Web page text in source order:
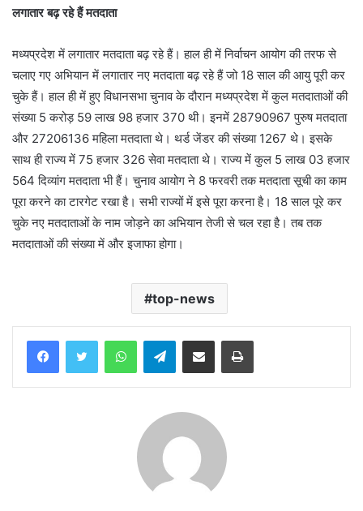
लगातार बढ़ रहे हैं मतदाता
मध्यप्रदेश में लगातार मतदाता बढ़ रहे हैं। हाल ही में निर्वाचन आयोग की तरफ से
चलाए गए अभियान में लगातार नए मतदाता बढ़ रहे हैं जो 18 साल की आयु पूरी कर
चुके हैं। हाल ही में हुए विधानसभा चुनाव के दौरान मध्यप्रदेश में कुल मतदाताओं की
संख्या 5 करोड़ 59 लाख 98 हजार 370 थी। इनमें 28790967 पुरुष मतदाता
और 27206136 महिला मतदाता थे। थर्ड जेंडर की संख्या 1267 थे। इसके
साथ ही राज्य में 75 हजार 326 सेवा मतदाता थे। राज्य में कुल 5 लाख 03 हजार
564 दिव्यांग मतदाता भी हैं। चुनाव आयोग ने 8 फरवरी तक मतदाता सूची का काम
पूरा करने का टारगेट रखा है। सभी राज्यों में इसे पूरा करना है। 18 साल पूरे कर
चुके नए मतदाताओं के नाम जोड़ने का अभियान तेजी से चल रहा है। तब तक
मतदाताओं की संख्या में और इजाफा होगा।
top-news
WhatsAppTelegramShare via Email Print